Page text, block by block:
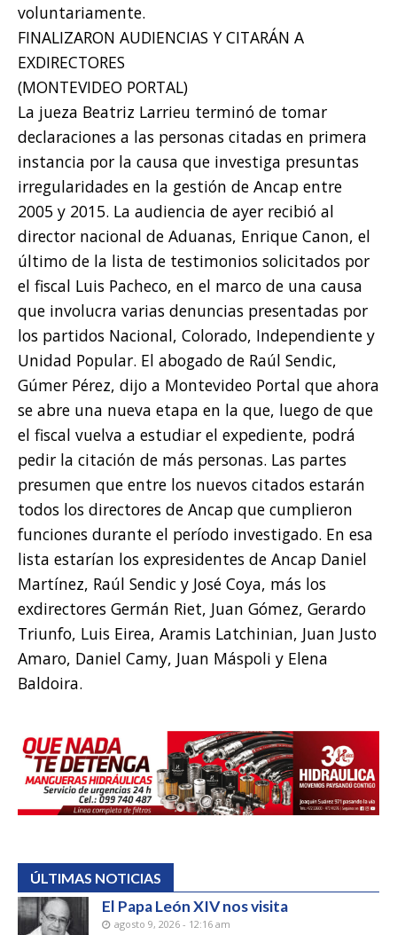
voluntariamente.
FINALIZARON AUDIENCIAS Y CITARÁN A
EXDIRECTORES
(MONTEVIDEO PORTAL)
La jueza Beatriz Larrieu terminó de tomar
declaraciones a las personas citadas en primera
instancia por la causa que investiga presuntas
irregularidades en la gestión de Ancap entre
2005 y 2015. La audiencia de ayer recibió al
director nacional de Aduanas, Enrique Canon, el
último de la lista de testimonios solicitados por
el fiscal Luis Pacheco, en el marco de una causa
que involucra varias denuncias presentadas por
los partidos Nacional, Colorado, Independiente y
Unidad Popular. El abogado de Raúl Sendic,
Gúmer Pérez, dijo a Montevideo Portal que ahora
se abre una nueva etapa en la que, luego de que
el fiscal vuelva a estudiar el expediente, podrá
pedir la citación de más personas. Las partes
presumen que entre los nuevos citados estarán
todos los directores de Ancap que cumplieron
funciones durante el período investigado. En esa
lista estarían los expresidentes de Ancap Daniel
Martínez, Raúl Sendic y José Coya, más los
exdirectores Germán Riet, Juan Gómez, Gerardo
Triunfo, Luis Eirea, Aramis Latchinian, Juan Justo
Amaro, Daniel Camy, Juan Máspoli y Elena
Baldoira.
ÚLTIMAS NOTICIAS
El Papa León XIV nos visita
agosto 9, 2026 - 12:16 am